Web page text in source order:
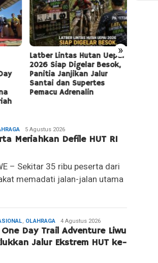
»
Latber Lintas Hutan Uepai
2026 Siap Digelar Besok,
Panitia Janjikan Jalur
Santai dan Supertes
Pemacu Adrenalin
Redaksi
5 Agustus 2026
Meriahkan Defile HUT RI
– Sekitar 35 ribu peserta dari
memadati jalan-jalan utama
, OLAHRAGA Redaksi
4 Agustus 2026
Day Trail Adventure Liwu
Jalur Ekstrem HUT ke-